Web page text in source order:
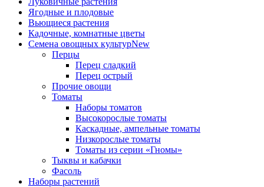
Ягодные и плодовые
Вьющиеся растения
Кадочные, комнатные цветы
Семена овощных культурNew
Перцы
Перец сладкий
Перец острый
Прочие овощи
Томаты
Наборы томатов
Высокорослые томаты
Каскадные, ампельные томаты
Низкорослые томаты
Томаты из серии «Гномы»
Тыквы и кабачки
Фасоль
Наборы растений